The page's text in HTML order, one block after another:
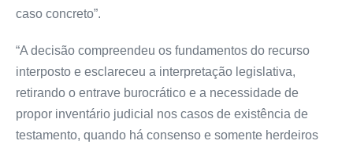
caso concreto”.
“A decisão compreendeu os fundamentos do recurso
interposto e esclareceu a interpretação legislativa,
retirando o entrave burocrático e a necessidade de
propor inventário judicial nos casos de existência de
testamento, quando há consenso e somente herdeiros